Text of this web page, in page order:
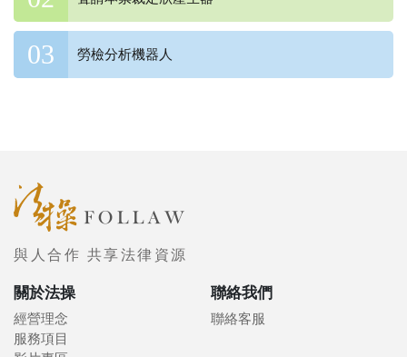
勞檢分析機器人
與人合作 共享法律資源
關於法操
經營理念
服務項目
聯絡我們
聯絡客服